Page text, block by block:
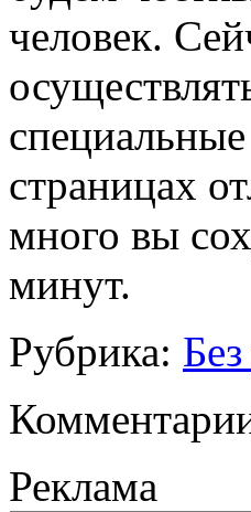
человек.
страницах
много вы
минут.
Рубрика:
Реклама